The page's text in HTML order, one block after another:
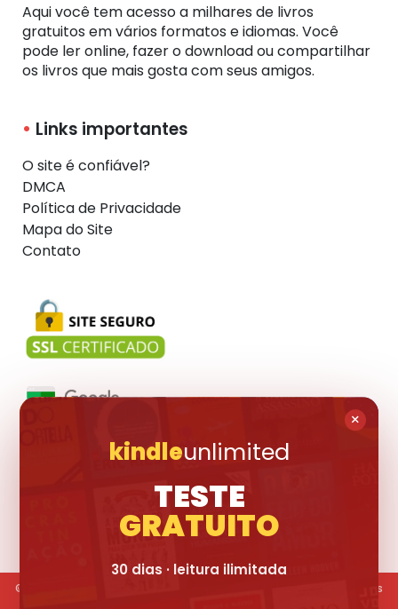
Aqui você tem acesso a milhares de livros
gratuitos em vários formatos e idiomas. Você
pode ler online, fazer o download ou compartilhar
os livros que mais gosta com seus amigos.
Links importantes
O site é confiável?
DMCA
Política de Privacidade
Mapa do Site
Contato
© 2017-2026 Livraria Pública. Todas os livros divulgados são marcas
×
kindleunlimited
TESTE
GRATUITO
30 dias · leitura ilimitada